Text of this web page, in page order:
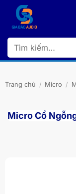
dung
Tìm
kiếm:
Trang chủ / Micro /
Micro Cổ